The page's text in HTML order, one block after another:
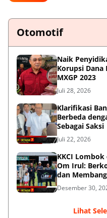
Otomotif
Naik
Korupsi Dana
MXGP 2023
Juli 28, 2026
Klarifikasi
Berbeda
Sebagai Saksi
Juli 22, 2026
KKCI
Om Irul:
dan
Desember 30,
Lihat